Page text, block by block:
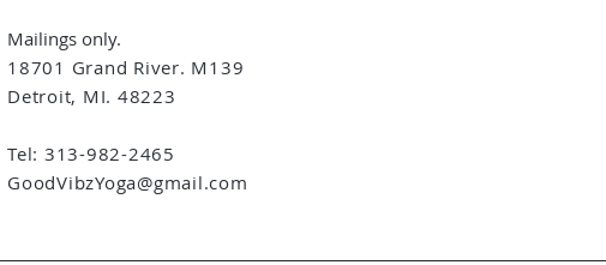
Mailings only.
18701 Grand River. M139
Detroit, MI. 48223
Tel: 313-982-2465
GoodVibzYoga@gmail.com